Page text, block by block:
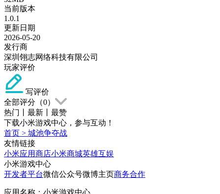
当前版本
1.0.1
更新日期
2026-05-20
发行商
深圳翎志网络科技有限公司
玩家评价
写评价
全部评分（0）
热门
最新
最赞
下载小米游戏中心，参与互动！
首页 > 城池争夺战
友情链接
小米应用商店小米商城英雄互娱
小米游戏中心
开发者平台微信公众号微博主页商务合作
应用名称：小米游戏中心